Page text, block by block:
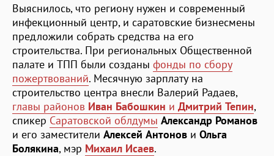
Выяснилось, что региону нужен и современный
инфекционный центр, и саратовские бизнесмены
предложили собрать средства на его
строительства. При региональных Общественной
палате и ТПП были созданы фонды по сбору
пожертвований. Месячную зарплату на
строительство центра внесли Валерий Радаев,
главы районов Иван Бабошкин и Дмитрий Тепин,
спикер Саратовской облдумы Александр Романов
и его заместители Алексей Антонов и Ольга
Болякина, мэр Михаил Исаев.